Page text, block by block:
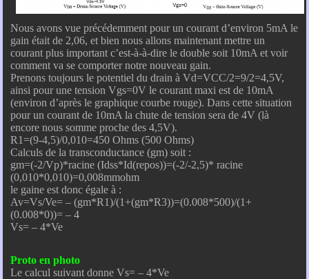
Nous avons vue précédemment pour un courant d’environ 5mA le
gain était de 2,06, et bien nous allons maintenant mettre un
courant plus important c’est-à-à-dire le double soit 10mA et voir
comment va se comporter notre nouveau gain.
Prenons toujours le potentiel du drain à Vd=VCC/2=9/2=4,5V,
ainsi pour une tension Vgs=0V le courant maxi est de 10mA
(environ d’après le graphique courbe rouge). Dans cette situation
pour un courant de 10mA la chute de tension sera de 4V (là
encore nous somme proche des 4,5V).
R1=(9-4,5)/0,010=450 Ohms (500 Ohms)
Calculs de la transconductance (gm) soit :
gm=(-2/Vp)*racine (Idss*Id(repos))=(-2/-2,5)* racine
(0,010*0,010)=0,008mmohm
le gaine est donc égale à :
Av=Vs/Ve= – (gm*R1)/(1+(gm*R3))=(0.008*500)/(1+
(0.008*0))= – 4
Vs= – 4*Ve
Proto en photo
Le calcul suivant donne Vs= – 4*Ve